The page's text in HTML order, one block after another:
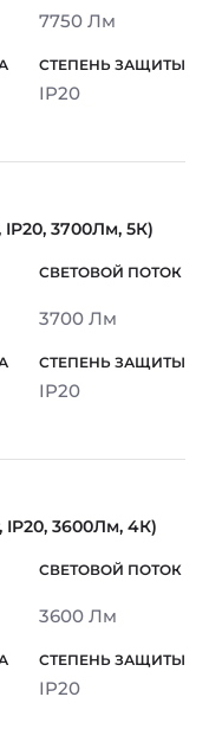
7750 Лм
IP20
IP20, 3700Лм, 5К)
3700 Лм
IP20
IP20, 3600Лм, 4К)
3600 Лм
IP20